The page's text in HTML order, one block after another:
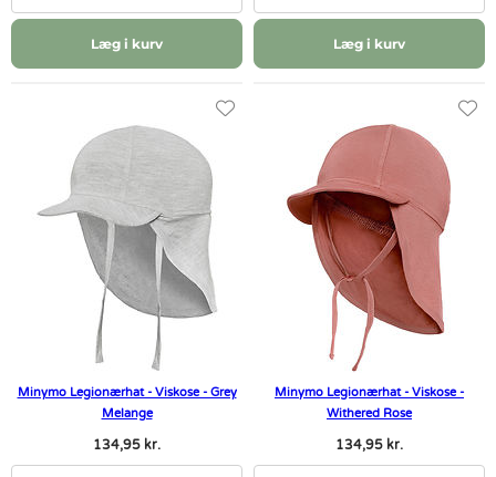
Læg i kurv Læg i kurv
Minymo Legionærhat - Viskose - Grey
Melange
134,95 kr.
Minymo Legionærhat - Viskose -
Withered Rose
134,95 kr.